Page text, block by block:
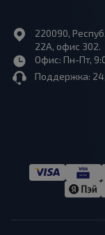
220090,
22А, офис 302.
Офис: Пн-Пт,
Поддержка: